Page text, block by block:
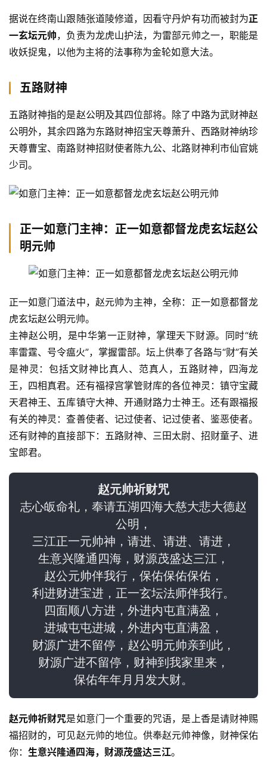
据说在终南山跟随张道陵修道，因看守丹炉有功而被封为正
一玄坛元帅，负责为龙虎山护法，为雷部元帅之一，职能是
收妖捉鬼，以他为主将的法事称为金轮如意大法。
五路财神
五路财神指的是赵公明及其四位部将。除了中路为武财神赵
公明外，其余四路为东路财神招宝天尊萧升、西路财神纳珍
天尊曹宝、南路财神招财使者陈九公、北路财神利市仙官姚
少司。
正一如意门主神：正一如意都督龙虎玄坛赵公
明元帅
正一如意门道法中，赵元帅为主神，全称：正一如意都督龙
虎玄坛赵公明元帅。
主神赵公明，是中华第一正财神，掌理天下财源。同时“统
率雷霆、号令瘟火”，掌握雷部。坛上供奉了各路与“财”有关
是神灵：包括文财神比真人、范真人，五路财神，四海龙
王，四相真君。还有福禄宫掌管财库的各位神灵：镇守宝藏
天君神王、五库镇守大神、开通财路力士神王。还有跟福报
有关的神灵：查善使者、记过使者、记过使者、鉴恶使者。
还有财神的直接部下：五路财神、三田太尉、招财童子、进
宝郎君。
赵元帅祈财咒
志心皈命礼，奉请五湖四海大慈大悲大德赵
公明，
三江正一元帅神，请进、请进、请进，
生意兴隆通四海，财源茂盛达三江，
赵公元帅伴我行，保佑保佑保佑，
利进财进宝进，正⼀玄坛法师伴我行。
四面顺八方进，外进内屯直满盈，
进城屯屯进城，外进内屯直满盈，
财源广进不留停，赵公明元帅亲到此，
财源广进不留停，财神到我家里来，
保佑年年月月发大财。
赵元帅祈财咒是如意门一个重要的咒语，是上香是请财神赐
福招财的，可见赵元帅的地位。供奉赵元帅神像，财神保佑
你： 生意兴隆通四海，财源茂盛达三江。